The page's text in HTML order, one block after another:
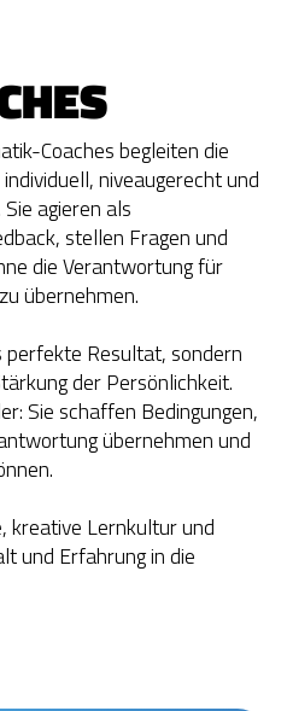
Coaches begleiten die
niveaugerecht und
agieren als
stellen Fragen und
die Verantwortung für
übernehmen.
Resultat, sondern
der Persönlichkeit.
Sie schaffen Bedingungen,
übernehmen und
kreative Lernkultur und
und Erfahrung in die